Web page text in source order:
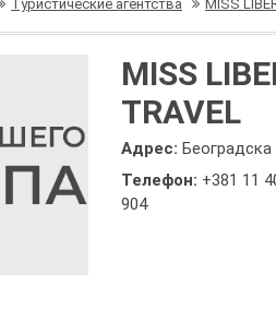
Туристические агентства MISS
MISS
TRAVEL
Адрес:
Телефон: +381 11
904